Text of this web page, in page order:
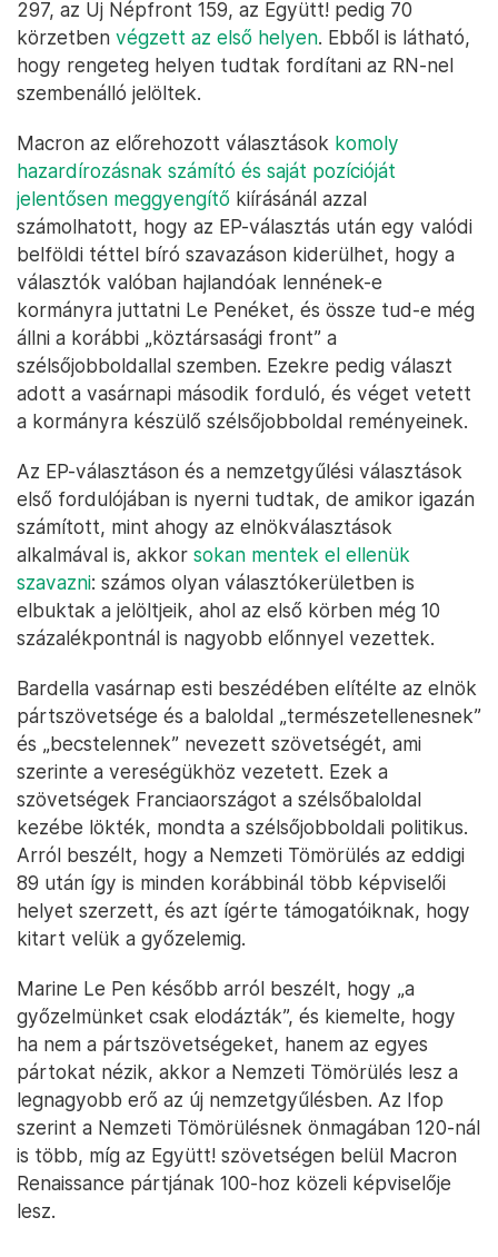
297, az Új Népfront 159, az Együtt! pedig 70
körzetben végzett az első helyen. Ebből is látható,
hogy rengeteg helyen tudtak fordítani az RN-nel
szembenálló jelöltek.
Macron az előrehozott választások komoly
hazardírozásnak számító és saját pozícióját
jelentősen meggyengítő kiírásánál azzal
számolhatott, hogy az EP-választás után egy valódi
belföldi téttel bíró szavazáson kiderülhet, hogy a
választók valóban hajlandóak lennének-e
kormányra juttatni Le Penéket, és össze tud-e még
állni a korábbi „köztársasági front” a
szélsőjobboldallal szemben. Ezekre pedig választ
adott a vasárnapi második forduló, és véget vetett
a kormányra készülő szélsőjobboldal reményeinek.
Az EP-választáson és a nemzetgyűlési választások
első fordulójában is nyerni tudtak, de amikor igazán
számított, mint ahogy az elnökválasztások
alkalmával is, akkor sokan mentek el ellenük
szavazni: számos olyan választókerületben is
elbuktak a jelöltjeik, ahol az első körben még 10
százalékpontnál is nagyobb előnnyel vezettek.
Bardella vasárnap esti beszédében elítélte az elnök
pártszövetsége és a baloldal „természetellenesnek”
és „becstelennek” nevezett szövetségét, ami
szerinte a vereségükhöz vezetett. Ezek a
szövetségek Franciaországot a szélsőbaloldal
kezébe lökték, mondta a szélsőjobboldali politikus.
Arról beszélt, hogy a Nemzeti Tömörülés az eddigi
89 után így is minden korábbinál több képviselői
helyet szerzett, és azt ígérte támogatóiknak, hogy
kitart velük a győzelemig.
Marine Le Pen később arról beszélt, hogy „a
győzelmünket csak elodázták”, és kiemelte, hogy
ha nem a pártszövetségeket, hanem az egyes
pártokat nézik, akkor a Nemzeti Tömörülés lesz a
legnagyobb erő az új nemzetgyűlésben. Az Ifop
szerint a Nemzeti Tömörülésnek önmagában 120-nál
is több, míg az Együtt! szövetségen belül Macron
Renaissance pártjának 100-hoz közeli képviselője
lesz.